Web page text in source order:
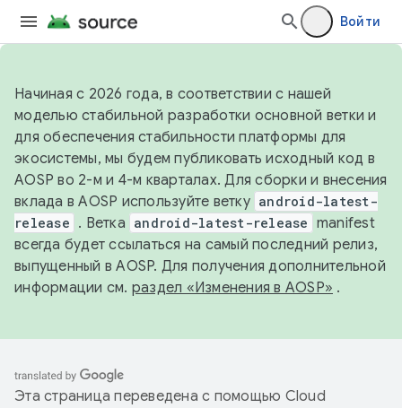
Войти
Начиная с 2026 года, в соответствии с нашей
моделью стабильной разработки основной ветки и
для обеспечения стабильности платформы для
экосистемы, мы будем публиковать исходный код в
AOSP во 2-м и 4-м кварталах. Для сборки и внесения
вклада в AOSP используйте ветку android-latest-
release . Ветка android-latest-release manifest
всегда будет ссылаться на самый последний релиз,
выпущенный в AOSP. Для получения дополнительной
информации см. раздел «Изменения в AOSP» .
Эта страница переведена с помощью Cloud